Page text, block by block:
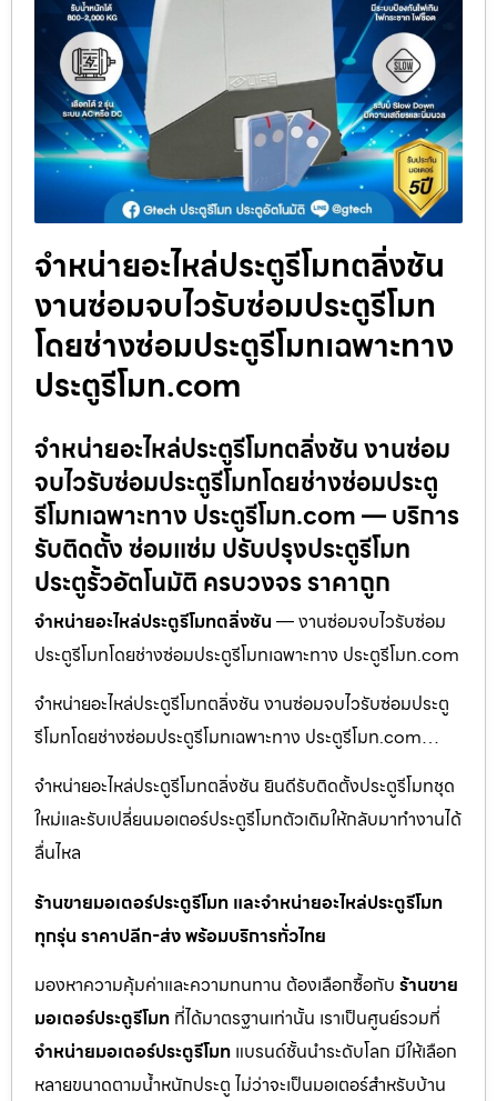
จำหน่ายอะไหล่ประตูรีโมทตลิ่งชัน
งานซ่อมจบไวรับซ่อมประตูรีโมท
โดยช่างซ่อมประตูรีโมทเฉพาะทาง
ประตูรีโมท.com
จำหน่ายอะไหล่ประตูรีโมทตลิ่งชัน งานซ่อม
จบไวรับซ่อมประตูรีโมทโดยช่างซ่อมประตู
รีโมทเฉพาะทาง ประตูรีโมท.com — บริการ
รับติดตั้ง ซ่อมแซ่ม ปรับปรุงประตูรีโมท
ประตูรั้วอัตโนมัติ ครบวงจร ราคาถูก
จำหน่ายอะไหล่ประตูรีโมทตลิ่งชัน — งานซ่อมจบไวรับซ่อม
ประตูรีโมทโดยช่างซ่อมประตูรีโมทเฉพาะทาง ประตูรีโมท.com
จำหน่ายอะไหล่ประตูรีโมทตลิ่งชัน งานซ่อมจบไวรับซ่อมประตู
รีโมทโดยช่างซ่อมประตูรีโมทเฉพาะทาง ประตูรีโมท.com…
จำหน่ายอะไหล่ประตูรีโมทตลิ่งชัน ยินดีรับติดตั้งประตูรีโมทชุด
ใหม่และรับเปลี่ยนมอเตอร์ประตูรีโมทตัวเดิมให้กลับมาทำงานได้
ลื่นไหล
ร้านขายมอเตอร์ประตูรีโมท และจำหน่ายอะไหล่ประตูรีโมท
ทุกรุ่น ราคาปลีก-ส่ง พร้อมบริการทั่วไทย
มองหาความคุ้มค่าและความทนทาน ต้องเลือกซื้อกับ ร้านขาย
มอเตอร์ประตูรีโมท ที่ได้มาตรฐานเท่านั้น เราเป็นศูนย์รวมที่
จำหน่ายมอเตอร์ประตูรีโมท แบรนด์ชั้นนำระดับโลก มีให้เลือก
หลายขนาดตามน้ำหนักประตู ไม่ว่าจะเป็นมอเตอร์สำหรับบ้าน